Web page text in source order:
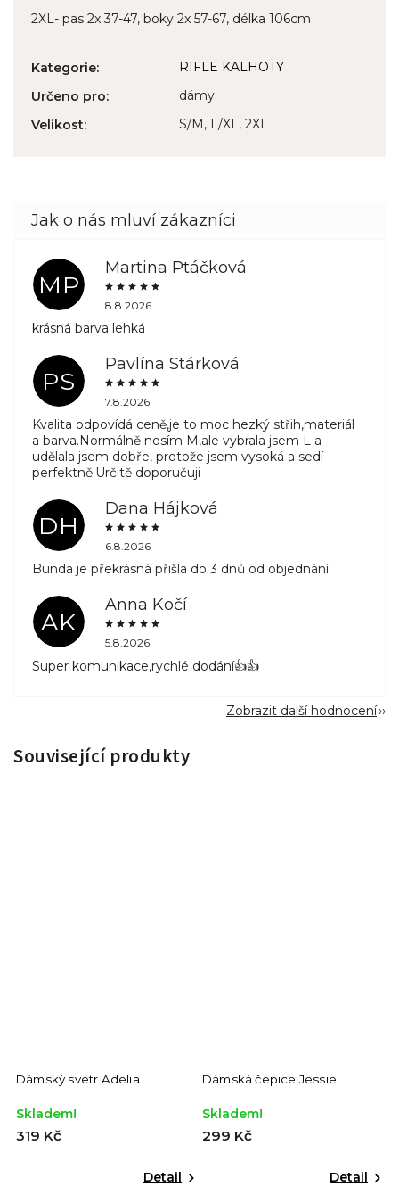
2XL- pas 2x 37-47, boky 2x 57-67, délka 106cm
Kategorie:
RIFLE KALHOTY
Určeno pro:
dámy
Velikost: S/M, L/XL, 2XL
MP
Martina Ptáčková
8.8.2026
krásná barva lehká
PS
Pavlína Stárková
7.8.2026
Kvalita odpovídá ceně,je to moc hezký střih,materiál
a barva.Normálně nosím M,ale vybrala jsem L a
udělala jsem dobře, protože jsem vysoká a sedí
perfektně.Určitě doporučuji
DH
Dana Hájková
6.8.2026
Bunda je překrásná přišla do 3 dnů od objednání
AK
Anna Kočí
5.8.2026
Super komunikace,rychlé dodání👍👍
Zobrazit další hodnocení
Související produkty
Dámský svetr Adelia
Skladem!
319 Kč
Detail
Dámská čepice Jessie
Skladem!
299 Kč
Detail